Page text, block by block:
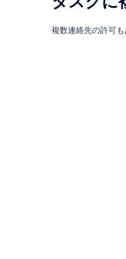
複数連絡先の許可